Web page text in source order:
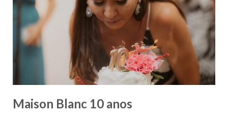
Maison Blanc 10 anos